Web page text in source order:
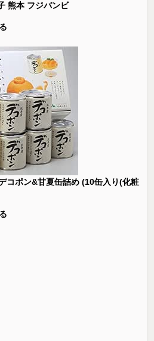
熊本 フジバンビ
る
コポン&甘夏缶詰め (10缶入り(化粧
る